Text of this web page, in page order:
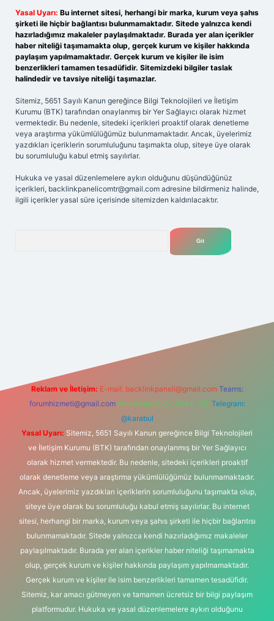
Yasal Uyarı: Bu internet sitesi, herhangi bir marka, kurum veya şahıs
şirketi ile hiçbir bağlantısı bulunmamaktadır. Sitede yalnızca kendi
hazırladığımız makaleler paylaşılmaktadır. Burada yer alan içerikler
haber niteliği taşımamakta olup, gerçek kurum ve kişiler hakkında
paylaşım yapılmamaktadır. Gerçek kurum ve kişiler ile isim
benzerlikleri tamamen tesadüfidir. Sitemizdeki bilgiler taslak
halindedir ve tavsiye niteliği taşımazlar.
Sitemiz, 5651 Sayılı Kanun gereğince Bilgi Teknolojileri ve İletişim
Kurumu (BTK) tarafından onaylanmış bir Yer Sağlayıcı olarak hizmet
vermektedir. Bu nedenle, sitedeki içerikleri proaktif olarak denetleme
veya araştırma yükümlülüğümüz bulunmamaktadır. Ancak, üyelerimiz
yazdıkları içeriklerin sorumluluğunu taşımakta olup, siteye üye olarak
bu sorumluluğu kabul etmiş sayılırlar.
Hukuka ve yasal düzenlemelere aykırı olduğunu düşündüğünüz
içerikleri, backlinkpanelicomtr@gmail.com adresine bildirmeniz halinde,
ilgili içerikler yasal süre içerisinde sitemizden kaldırılacaktır.
Reklam ve İletişim: E-mail: backlinkpaneli@gmail.com Teams:
forumhizmeti@gmail.com Whatsapp: 0262 606 0 726 Telegram:
@karabul
Yasal Uyarı: Sitemiz, 5651 Sayılı Kanun gereğince Bilgi Teknolojileri
ve İletişim Kurumu (BTK) tarafından onaylanmış bir Yer Sağlayıcı
olarak hizmet vermektedir. Bu nedenle, sitedeki içerikleri proaktif
olarak denetleme veya araştırma yükümlülüğümüz bulunmamaktadır.
Ancak, üyelerimiz yazdıkları içeriklerin sorumluluğunu taşımakta olup,
siteye üye olarak bu sorumluluğu kabul etmiş sayılırlar. Bu internet
sitesi, herhangi bir marka, kurum veya şahıs şirketi ile hiçbir bağlantısı
bulunmamaktadır. Sitede yalnızca kendi hazırladığımız makaleler
paylaşılmaktadır. Burada yer alan içerikler haber niteliği taşımamakta
olup, gerçek kurum ve kişiler hakkında paylaşım yapılmamaktadır.
Gerçek kurum ve kişiler ile isim benzerlikleri tamamen tesadüfidir.
Sitemiz, kar amacı gütmeyen ve tamamen ücretsiz bir bilgi paylaşım
platformudur. Hukuka ve yasal düzenlemelere aykırı olduğunu